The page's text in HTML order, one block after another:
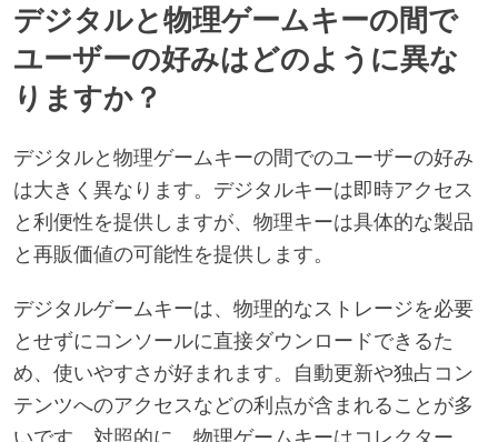
デジタルと物理ゲームキーの間で
ユーザーの好みはどのように異な
りますか？
デジタルと物理ゲームキーの間でのユーザーの好み
は大きく異なります。デジタルキーは即時アクセス
と利便性を提供しますが、物理キーは具体的な製品
と再販価値の可能性を提供します。
デジタルゲームキーは、物理的なストレージを必要
とせずにコンソールに直接ダウンロードできるた
め、使いやすさが好まれます。自動更新や独占コン
テンツへのアクセスなどの利点が含まれることが多